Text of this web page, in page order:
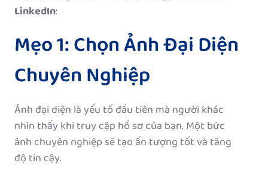
LinkedIn:
Mẹo 1: Chọn Ảnh Đại Diện
Chuyên Nghiệp
Ảnh đại diện là yếu tố đầu tiên mà người khác
nhìn thấy khi truy cập hồ sơ của bạn. Một bức
ảnh chuyên nghiệp sẽ tạo ấn tượng tốt và tăng
độ tin cậy.